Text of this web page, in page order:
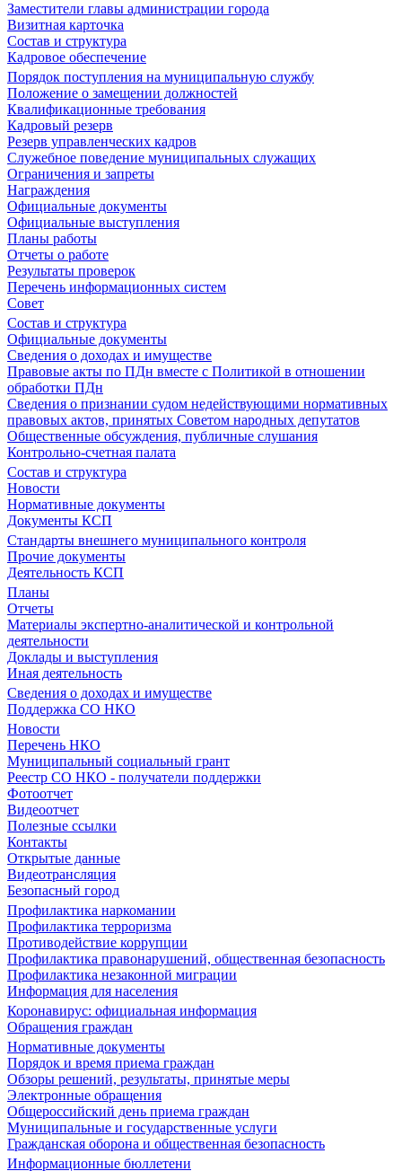
Заместители главы администрации города
Визитная карточка
Состав и структура
Кадровое обеспечение
Порядок поступления на муниципальную службу
Положение о замещении должностей
Квалификационные требования
Кадровый резерв
Резерв управленческих кадров
Служебное поведение муниципальных служащих
Ограничения и запреты
Награждения
Официальные документы
Официальные выступления
Планы работы
Отчеты о работе
Результаты проверок
Перечень информационных систем
Совет
Состав и структура
Официальные документы
Сведения о доходах и имуществе
Правовые акты по ПДн вместе с Политикой в отношении
обработки ПДн
Сведения о признании судом недействующими нормативных
правовых актов, принятых Советом народных депутатов
Общественные обсуждения, публичные слушания
Контрольно-счетная палата
Состав и структура
Новости
Нормативные документы
Документы КСП
Стандарты внешнего муниципального контроля
Прочие документы
Деятельность КСП
Планы
Отчеты
Материалы экспертно-аналитической и контрольной
деятельности
Доклады и выступления
Иная деятельность
Сведения о доходах и имуществе
Поддержка СО НКО
Новости
Перечень НКО
Муниципальный социальный грант
Реестр СО НКО - получатели поддержки
Фотоотчет
Видеоотчет
Полезные ссылки
Контакты
Открытые данные
Видеотрансляция
Безопасный город
Профилактика наркомании
Профилактика терроризма
Противодействие коррупции
Профилактика правонарушений, общественная безопасность
Профилактика незаконной миграции
Информация для населения
Коронавирус: официальная информация
Обращения граждан
Нормативные документы
Порядок и время приема граждан
Обзоры решений, результаты, принятые меры
Электронные обращения
Общероссийский день приема граждан
Муниципальные и государственные услуги
Гражданская оборона и общественная безопасность
Информационные бюллетени